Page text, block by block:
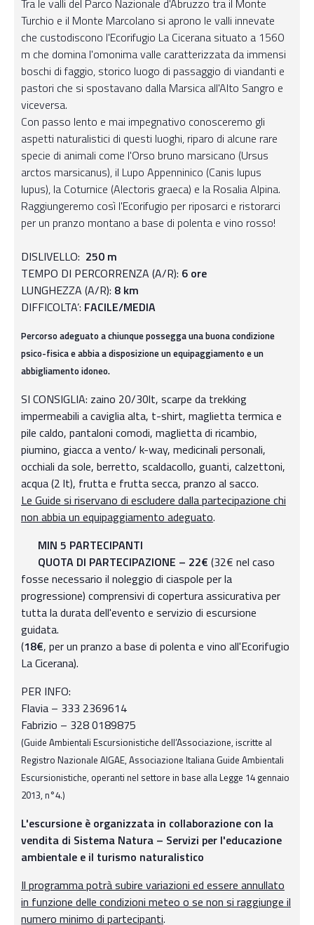
Turchio e il Monte Marcolano si aprono le valli innevate
che custodiscono l'Ecorifugio La Cicerana situato a 1560
m che domina l'omonima valle caratterizzata da immensi
boschi di faggio, storico luogo di passaggio di viandanti e
pastori che si spostavano dalla Marsica all'Alto Sangro e
viceversa.
Con passo lento e mai impegnativo conosceremo gli
aspetti naturalistici di questi luoghi, riparo di alcune rare
specie di animali come l'Orso bruno marsicano (Ursus
arctos marsicanus), il Lupo Appenninico (Canis lupus
lupus), la Coturnice (Alectoris graeca) e la Rosalia Alpina.
Raggiungeremo così l'Ecorifugio per riposarci e ristorarci
per un pranzo montano a base di polenta e vino rosso!
DISLIVELLO: 250 m
TEMPO DI PERCORRENZA (A/R): 6 ore
LUNGHEZZA (A/R): 8 km
DIFFICOLTA’: FACILE/MEDIA
Percorso adeguato a chiunque possegga una buona condizione
psico-fisica e abbia a disposizione un equipaggiamento e un
abbigliamento idoneo.
SI CONSIGLIA: zaino 20/30lt, scarpe da trekking
impermeabili a caviglia alta, t-shirt, maglietta termica e
pile caldo, pantaloni comodi, maglietta di ricambio,
piumino, giacca a vento/ k-way, medicinali personali,
occhiali da sole, berretto, scaldacollo, guanti, calzettoni,
acqua (2 lt), frutta e frutta secca, pranzo al sacco.
Le Guide si riservano di escludere dalla partecipazione chi
non abbia un equipaggiamento adeguato.
MIN 5 PARTECIPANTI
QUOTA DI PARTECIPAZIONE – 22€ (32€ nel caso
fosse necessario il noleggio di ciaspole per la
progressione) comprensivi di copertura assicurativa per
tutta la durata dell'evento e servizio di escursione
guidata.
(18€, per un pranzo a base di polenta e vino all'Ecorifugio
La Cicerana).
PER INFO:
Flavia – 333 2369614
Fabrizio – 328 0189875
(Guide Ambientali Escursionistiche dell’Associazione, iscritte al
Registro Nazionale AIGAE, Associazione Italiana Guide Ambientali
Escursionistiche, operanti nel settore in base alla Legge 14 gennaio
2013, n°4.)
L'escursione è organizzata in collaborazione con la
vendita di Sistema Natura – Servizi per l'educazione
ambientale e il turismo naturalistico
Il programma potrà subire variazioni ed essere annullato
in funzione delle condizioni meteo o se non si raggiunge il
numero minimo di partecipanti.